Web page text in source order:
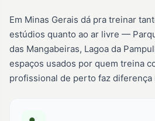
Em Minas Gerais dá pra treinar
estúdios quanto ao ar livre —
das Mangabeiras, Lagoa da
espaços usados por quem treina
profissional de perto faz diferença